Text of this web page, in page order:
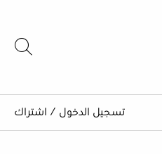
تسجيل الدخول / اشتراك